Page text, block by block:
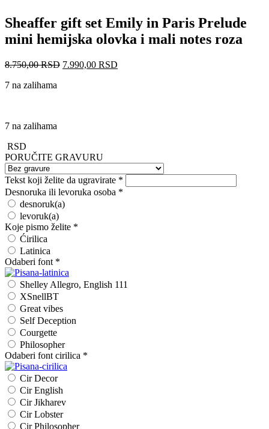
Sheaffer gift set Emily in Paris Prelude
mini hemijska olovka i mali notes roza
8.750,00RSD Originalna
7.990,00 RSD
7 na zalihama
7 na zalihama
RSD
PORUČITE GRAVURU
Tekst koji želite da ugravirate *
Desnoruka ili levoruka osoba *
desnoruk(a)
levoruk(a)
Koje pismo želite *
Ćirilica
Latinica
Odaberi font *
Shelley Allegro, English 111
XSnellBT
Great vibes
Self Deception
Courgette
Philosopher
Odaberi font cirilica *
Cir Decor
Cir English
Cir Jikharev
Cir Lobster
Cir Philosopher